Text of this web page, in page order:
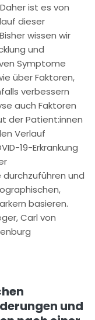
ist es von
dieser
wissen wir
und
Symptome
über Faktoren,
verbessern
auch Faktoren
der Patient:innen
Verlauf
19-Erkrankung
und
basieren.
Carl von
und